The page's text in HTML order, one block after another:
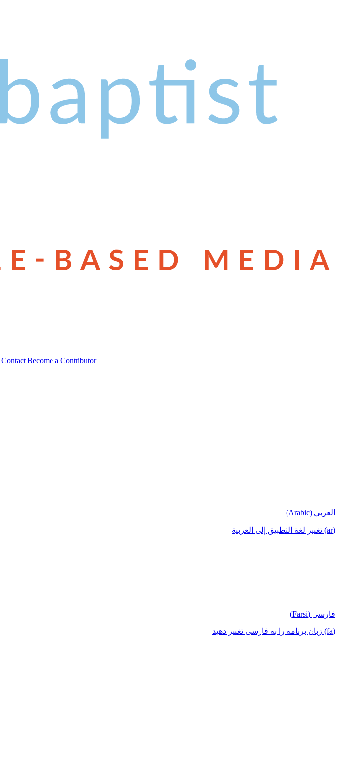
Contact Become a Contributor
العربي (Arabic)
(ar) تغيير لغة التطبيق إلى العربية
فارسی (Farsi)
(fa) زبان برنامه را به فارسی تغییر دهید